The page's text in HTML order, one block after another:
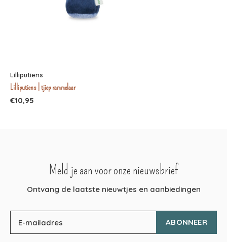
Lilliputiens
Lilliputiens | tjiep rammelaar
€10,95
Meld je aan voor onze nieuwsbrief
Ontvang de laatste nieuwtjes en aanbiedingen
ABONNEER